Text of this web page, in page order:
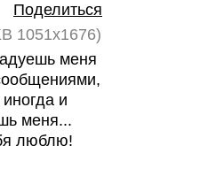
Поделиться
1051x1676)
меня
иногда и
меня...
люблю!